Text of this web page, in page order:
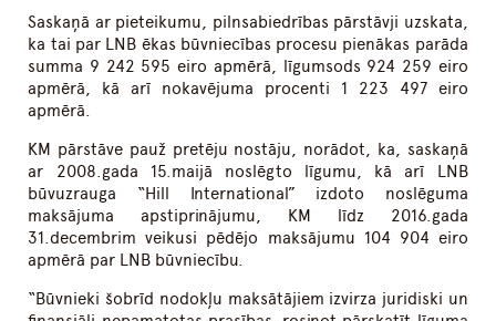
Saskaņā ar pieteikumu, pilnsabiedrības pārstāvji uzskata,
ka tai par LNB ēkas būvniecības procesu pienākas parāda
summa 9 242 595 eiro apmērā, līgumsods 924 259 eiro
apmērā, kā arī nokavējuma procenti 1 223 497 eiro
apmērā.
KM pārstāve pauž pretēju nostāju, norādot, ka, saskaņā
ar 2008.gada 15.maijā noslēgto līgumu, kā arī LNB
būvuzrauga “Hill International” izdoto noslēguma
maksājuma apstiprinājumu, KM līdz 2016.gada
31.decembrim veikusi pēdējo maksājumu 104 904 eiro
apmērā par LNB būvniecību.
“Būvnieki šobrīd nodokļu maksātājiem izvirza juridiski un